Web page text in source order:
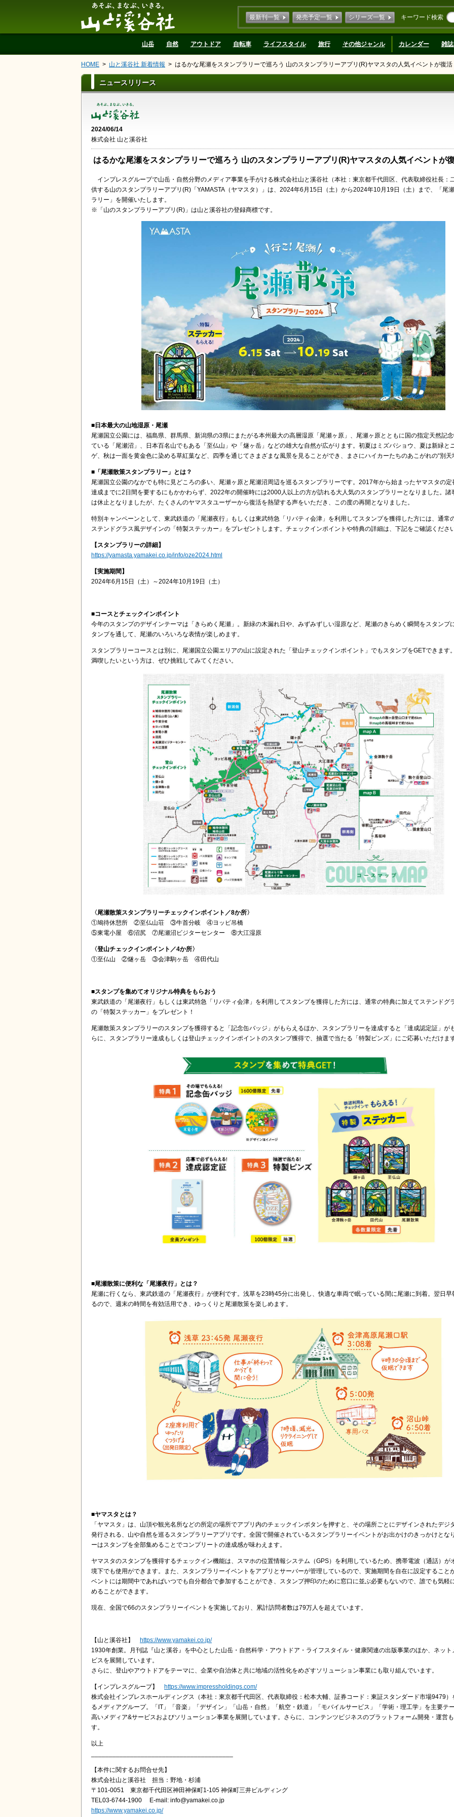
キーワード検索
最新刊一覧 発売予定一覧 シリーズ一覧
山岳 自然 アウトドア 自転車 ライフスタイル 旅行 その他ジャンル カレンダー 雑
HOME 山と溪谷社 新着情報 はるかな尾瀬をスタンプラリーで巡ろう 山のスタンプラリーアプリ(R)ヤマスタの人気イベントが復活
ニュースリリース
2024/06/14
株式会社 山と溪谷社
はるかな尾瀬をスタンプラリーで巡ろう 山のスタンプラリーアプリ(R)ヤマスタの人気イベントが復
インプレスグループで山岳・自然分野のメディア事業を手がける株式会社山と溪谷社（本社：東京都千代田区、代表取締役社長：
供する山のスタンプラリーアプリ(R)「YAMASTA（ヤマスタ）」は、2024年6月15日（土）から2024年10月19日（土）まで、「尾
ラリー」を開催いたします。
※「山のスタンプラリーアプリ(R)」は山と溪谷社の登録商標です。
■日本最大の山地湿原・尾瀬
尾瀬国立公園には、福島県、群馬県、新潟県の3県にまたがる本州最大の高層湿原「尾瀬ヶ原」、尾瀬ヶ原とともに国の指定天然記
ている「尾瀬沼」、日本百名山でもある「至仏山」や「燧ヶ岳」などの雄大な自然が広がります。初夏はミズバショウ、夏は新緑と
ゲ、秋は一面を黄金色に染める草紅葉など、四季を通じてさまざまな風景を見ることができ、まさにハイカーたちのあこがれの“別天
■「尾瀬散策スタンプラリー」とは？
尾瀬国立公園のなかでも特に見どころの多い、尾瀬ヶ原と尾瀬沼周辺を巡るスタンプラリーです。2017年から始まったヤマスタの定
達成までに2日間を要するにもかかわらず、2022年の開催時には2000人以上の方が訪れる大人気のスタンプラリーとなりました。諸
は休止となりましたが、たくさんのヤマスタユーザーから復活を熱望する声をいただき、この度の再開となりました。
特別キャンペーンとして、東武鉄道の「尾瀬夜行」もしくは東武特急「リバティ会津」を利用してスタンプを獲得した方には、通常
ステンドグラス風デザインの「特製ステッカー」をプレゼントします。チェックインポイントや特典の詳細は、下記をご確認ください
【スタンプラリーの詳細】
https://yamasta.yamakei.co.jp/info/oze2024.html
【実施期間】
2024年6月15日（土）～2024年10月19日（土）
■コースとチェックインポイント
今年のスタンプのデザインテーマは「きらめく尾瀬」。新緑の木漏れ日や、みずみずしい湿原など、尾瀬のきらめく瞬間をスタンプ
タンプを通して、尾瀬のいろいろな表情が楽しめます。
スタンプラリーコースとは別に、尾瀬国立公園エリアの山に設定された「登山チェックインポイント」でもスタンプをGETできます
満喫したいという方は、ぜひ挑戦してみてください。
〈尾瀬散策スタンプラリーチェックインポイント／8か所〉
①鳩待休憩所 ②至仏山荘 ③牛首分岐 ④ヨッピ吊橋
⑤東電小屋 ⑥沼尻 ⑦尾瀬沼ビジターセンター ⑧大江湿原
〈登山チェックインポイント／4か所〉
①至仏山 ②燧ヶ岳 ③会津駒ヶ岳 ④田代山
■スタンプを集めてオリジナル特典をもらおう
東武鉄道の「尾瀬夜行」もしくは東武特急「リバティ会津」を利用してスタンプを獲得した方には、通常の特典に加えてステンドグ
の「特製ステッカー」をプレゼント！
尾瀬散策スタンプラリーのスタンプを獲得すると「記念缶バッジ」がもらえるほか、スタンプラリーを達成すると「達成認定証」が
らに、スタンプラリー達成もしくは登山チェックインポイントのスタンプ獲得で、抽選で当たる「特製ピンズ」にご応募いただけます
■尾瀬散策に便利な「尾瀬夜行」とは？
尾瀬に行くなら、東武鉄道の「尾瀬夜行」が便利です。浅草を23時45分に出発し、快適な車両で眠っている間に尾瀬に到着。翌日早
るので、週末の時間を有効活用でき、ゆっくりと尾瀬散策を楽しめます。
■ヤマスタとは？
「ヤマスタ」は、山頂や観光名所などの所定の場所でアプリ内のチェックインボタンを押すと、その場所ごとにデザインされたデジ
発行される、山や自然を巡るスタンプラリーアプリです。全国で開催されているスタンプラリーイベントがお出かけのきっかけとな
ーはスタンプを全部集めることでコンプリートの達成感が味わえます。
ヤマスタのスタンプを獲得するチェックイン機能は、スマホの位置情報システム（GPS）を利用しているため、携帯電波（通話）が
境下でも使用ができます。また、スタンプラリーイベントをアプリとサーバーが管理しているので、実施期間を自在に設定すること
ベントには期間中であればいつでも自分都合で参加することができ、スタンプ押印のために窓口に並ぶ必要もないので、誰でも気軽
めることができます。
現在、全国で66のスタンプラリーイベントを実施しており、累計訪問者数は79万人を超えています。
【山と溪谷社】 https://www.yamakei.co.jp/
1930年創業。月刊誌『山と溪谷』を中心とした山岳・自然科学・アウトドア・ライフスタイル・健康関連の出版事業のほか、ネット
ビスを展開しています。
さらに、登山やアウトドアをテーマに、企業や自治体と共に地域の活性化をめざすソリューション事業にも取り組んでいます。
【インプレスグループ】 https://www.impressholdings.com/
株式会社インプレスホールディングス（本社：東京都千代田区、代表取締役：松本大輔、証券コード：東証スタンダード市場9479）
るメディアグループ。「IT」「音楽」「デザイン」「山岳・自然」「航空・鉄道」「モバイルサービス」「学術・理工学」を主要テ
高いメディア&サービスおよびソリューション事業を展開しています。さらに、コンテンツビジネスのプラットフォーム開発・運営
す。
以上
【本件に関するお問合せ先】
株式会社山と溪谷社 担当：野地・杉浦
〒101-0051 東京都千代田区神田神保町1-105 神保町三井ビルディング
TEL03-6744-1900 E-mail: info@yamakei.co.jp
https://www.yamakei.co.jp/